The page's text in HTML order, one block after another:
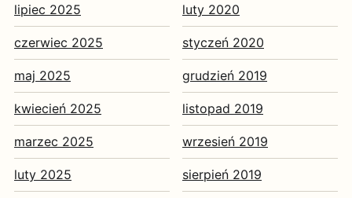
lipiec 2025
czerwiec 2025
maj 2025
kwiecień 2025
marzec 2025
luty 2025
luty 2020
styczeń 2020
grudzień 2019
listopad 2019
wrzesień 2019
sierpień 2019